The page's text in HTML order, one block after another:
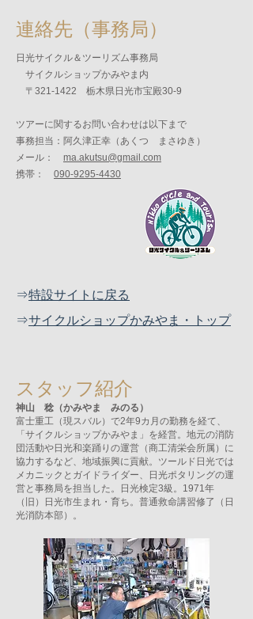
連絡先（事務局）
日光サイクル＆ツーリズム事務局
サイクルショップかみやま内
〒321-1422 栃木県日光市宝殿30-9
ツアーに関するお問い合わせは以下まで
事務担当：阿久津正幸（あくつ まさゆき）
メール： ma.akutsu@gmail.com
携帯： 090-9295-4430
⇒特設サイトに戻る
⇒サイクルショップかみやま・トップ
スタッフ紹介
神山 稔（かみやま みのる）
富士重工（現スバル）で2年9カ月の勤務を経て、
「サイクルショップかみやま」を経営。地元の消防
団活動や日光和楽踊りの運営（商工清栄会所属）に
協力するなど、地域振興に貢献。ツールド日光では
メカニックとガイドライダー、日光ポタリングの運
営と事務局を担当した。日光検定3級。1971年
（旧）日光市生まれ・育ち。普通救命講習修了（日
光消防本部）。